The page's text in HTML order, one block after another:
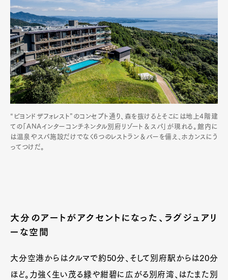
“ビヨンドザフォレスト”のコンセプト通り、森を抜けるとそこには地上4階建
ての「ANAインターコンチネンタル別府リゾート＆スパ」が現れる。館内に
は温泉やスパ施設だけでなく6つのレストラン＆バーを備え、ホカンスにう
ってつけだ。
大分のアートがアクセントになった、ラグジュアリ
ーな空間
大分空港からはクルマで約50分、そして別府駅からは20分
ほど。力強く生い茂る緑や紺碧に広がる別府湾、はたまた別